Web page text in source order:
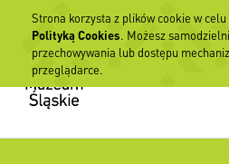
Strona korzysta z plików cookie w
Polityką Cookies. Możesz
przechowywania lub dostępu
przeglądarce.